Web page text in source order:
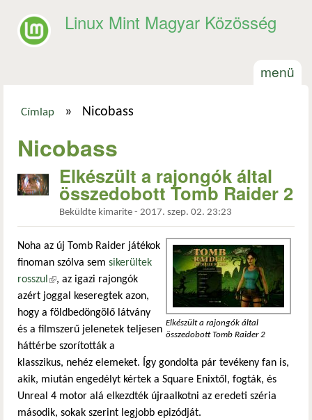
Linux Mint Magyar Közösség
menü
Címlap » Nicobass
Nicobass
Elkészült a rajongók által
összedobott Tomb Raider 2
Beküldte kimarite - 2017. szep. 02. 23:23
Elkészült a rajongók által
összedobott Tomb Raider 2
Noha az új Tomb Raider játékok
finoman szólva sem sikerültek
rosszul(külső hivatkozás)
, az igazi rajongók
azért joggal keseregtek azon,
hogy a földbedöngölő látvány
és a filmszerű jelenetek teljesen
háttérbe szorították a
klasszikus, nehéz elemeket. Így gondolta pár tevékeny fan is,
akik, miután engedélyt kértek a Square Enixtől, fogták, és
Unreal 4 motor alá elkezdték újraalkotni az eredeti széria
második, sokak szerint legjobb epizódját.